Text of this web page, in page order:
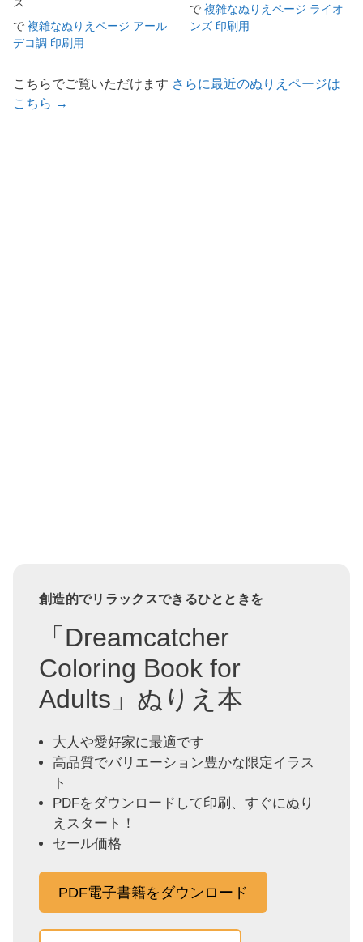
で 複雑なぬりえページ アール
デコ調 印刷用
で 複雑なぬりえページ ライオ
ンズ 印刷用
こちらでご覧いただけます さらに最近のぬりえページは
こちら →
創造的でリラックスできるひとときを
「Dreamcatcher
Coloring Book for
Adults」ぬりえ本
大人や愛好家に最適です
高品質でバリエーション豊かな限定イラス
ト
PDFをダウンロードして印刷、すぐにぬり
えスタート！
セール価格
PDF電子書籍をダウンロード